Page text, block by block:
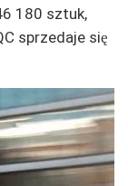
180 sztuk,
sprzedaje się